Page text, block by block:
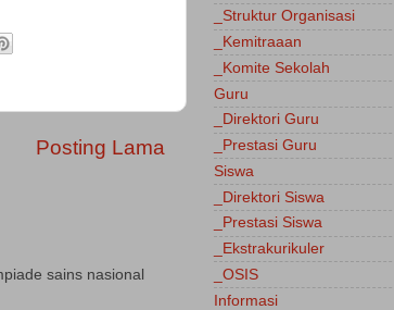
Posting Lama
sains nasional
_Struktur Organisasi
_Kemitraaan
_Komite Sekolah
Guru
_Direktori Guru
_Prestasi Guru
Siswa
_Direktori Siswa
_Prestasi Siswa
_Ekstrakurikuler
_OSIS
Informasi